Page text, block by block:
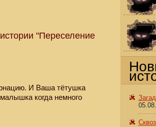
"Переселение
И Ваша тётушка
когда немного